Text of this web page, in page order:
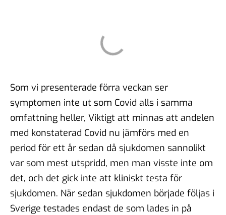
Som vi presenterade förra veckan ser
symptomen inte ut som Covid alls i samma
omfattning heller, Viktigt att minnas att andelen
med konstaterad Covid nu jämförs med en
period för ett år sedan då sjukdomen sannolikt
var som mest utspridd, men man visste inte om
det, och det gick inte att kliniskt testa för
sjukdomen. När sedan sjukdomen började följas i
Sverige testades endast de som lades in på